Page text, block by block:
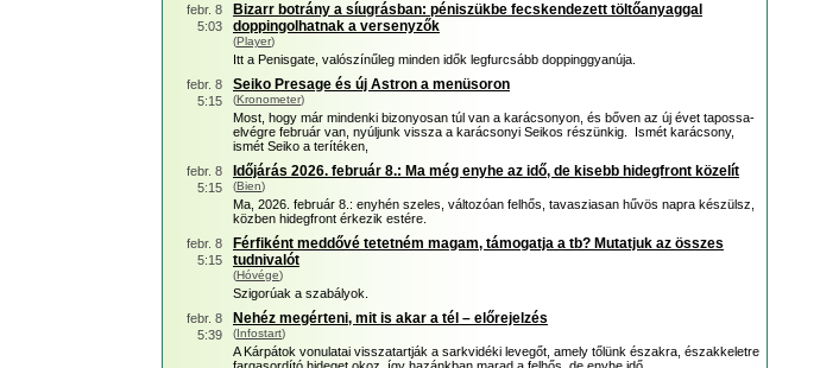
febr. 8
5:03
Bizarr botrány a síugrásban: péniszükbe fecskendezett töltőanyaggal
doppingolhatnak a versenyzők
(Player)
Itt a Penisgate, valószínűleg minden idők legfurcsább doppinggyanúja.
febr. 8
5:15
Seiko Presage és új Astron a menüsoron
(Kronometer)
Most, hogy már mindenki bizonyosan túl van a karácsonyon, és bőven az új évet tapossa-
elvégre február van, nyúljunk vissza a karácsonyi Seikos részünkig. Ismét karácsony,
ismét Seiko a terítéken,
febr. 8
5:15
Időjárás 2026. február 8.: Ma még enyhe az idő, de kisebb hidegfront közelít
(Bien)
Ma, 2026. február 8.: enyhén szeles, változóan felhős, tavasziasan hűvös napra készülsz,
közben hidegfront érkezik estére.
febr. 8
5:15
Férfiként meddővé tetetném magam, támogatja a tb? Mutatjuk az összes
tudnivalót
(Hóvége)
Szigorúak a szabályok.
febr. 8
5:39
Nehéz megérteni, mit is akar a tél – előrejelzés
(Infostart)
A Kárpátok vonulatai visszatartják a sarkvidéki levegőt, amely tőlünk északra, északkeletre